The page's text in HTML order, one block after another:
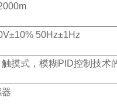
50Hz±1Hz
摸式，模糊PID控制技术